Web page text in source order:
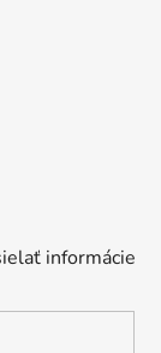
informácie